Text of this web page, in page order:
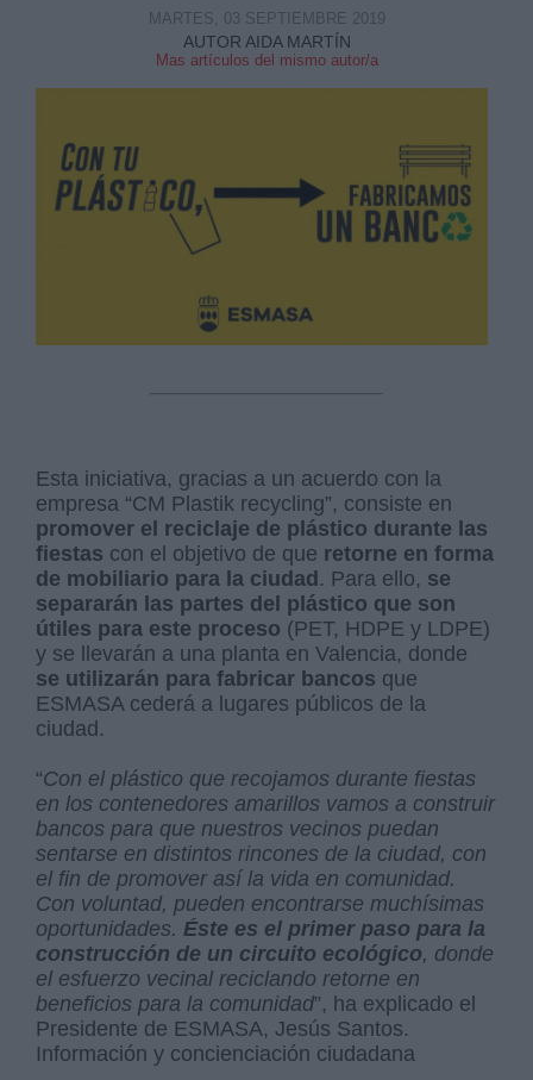
AUTOR AIDA MARTÍN
Mas artículos del mismo autor/a
MARTES, 03 SEPTIEMBRE 2019
Esta iniciativa, gracias a un acuerdo con la
empresa “CM Plastik recycling”, consiste en
promover el reciclaje de plástico durante las
fiestas con el objetivo de que retorne en forma
de mobiliario para la ciudad . Para ello, se
separarán las partes del plástico que son
útiles para este proceso (PET, HDPE y LDPE)
y se llevarán a una planta en Valencia, donde
se utilizarán para fabricar bancos que
ESMASA cederá a lugares públicos de la
ciudad.
“Con el plástico que recojamos durante fiestas
en los contenedores amarillos vamos a construir
bancos para que nuestros vecinos puedan
sentarse en distintos rincones de la ciudad, con
el fin de promover así la vida en comunidad.
Con voluntad, pueden encontrarse muchísimas
oportunidades.Éste es el primer paso para la
construcción de un circuito ecológico, donde
el esfuerzo vecinal reciclando retorne en
beneficios para la comunidad”, ha explicado el
Presidente de ESMASA, Jesús Santos.
Información y concienciación ciudadana
Información adicional
link